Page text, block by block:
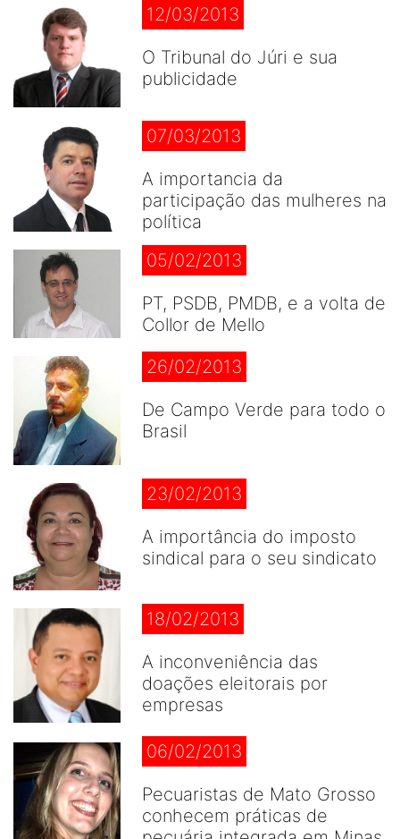
12/03/2013
O Tribunal do Júri e sua
publicidade
07/03/2013
A importancia da
participação das mulheres na
política
05/02/2013
PT, PSDB, PMDB, e a volta de
Collor de Mello
26/02/2013
De Campo Verde para todo o
Brasil
23/02/2013
A importância do imposto
sindical para o seu sindicato
18/02/2013
A inconveniência das
doações eleitorais por
empresas
06/02/2013
Pecuaristas de Mato Grosso
conhecem práticas de